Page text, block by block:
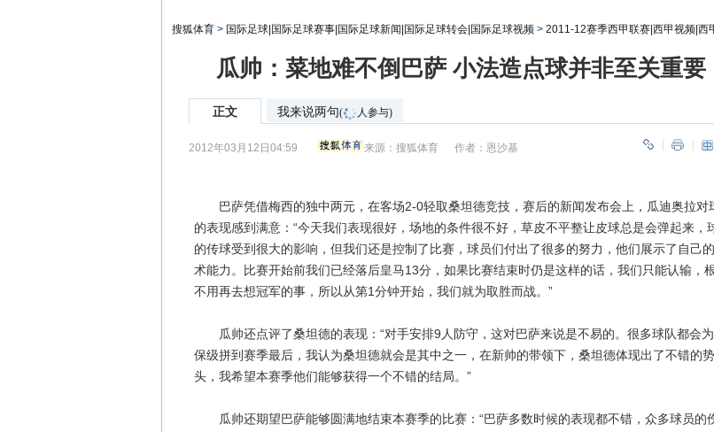
搜狐体育 > 国际足球|国际足球赛事|国际足球新闻|国际足球转会|国际足球视频 > 2011-12赛季西甲联赛|西甲视频|西
瓜帅：菜地难不倒巴萨 小法造点球并非至关重要
正文 我来说两句( 人参与)
2012年03月12日04:59 来源：搜狐体育 作者：恩沙基
巴萨凭借梅西的独中两元，在客场2-0轻取桑坦德竞技，赛后的新闻发布会上，瓜迪奥拉对
的表现感到满意：“今天我们表现很好，场地的条件很不好，草皮不平整让皮球总是会弹起来，
的传球受到很大的影响，但我们还是控制了比赛，球员们付出了很多的努力，他们展示了自己
术能力。比赛开始前我们已经落后皇马13分，如果比赛结束时仍是这样的话，我们只能认输，
不用再去想冠军的事，所以从第1分钟开始，我们就为取胜而战。”
瓜帅还点评了桑坦德的表现：“对手安排9人防守，这对巴萨来说是不易的。很多球队都会
保级拼到赛季最后，我认为桑坦德就会是其中之一，在新帅的带领下，桑坦德体现出了不错的势
头，我希望本赛季他们能够获得一个不错的结局。”
瓜帅还期望巴萨能够圆满地结束本赛季的比赛：“巴萨多数时候的表现都不错，众多球员的